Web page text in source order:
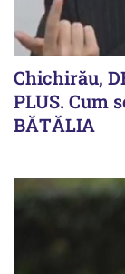
Chichirău,
PLUS. Cum
BĂTĂLIA